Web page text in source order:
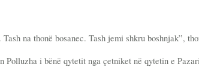
na thonë bosanec. Tash jemi shkru boshnjak”,
i bënë qytetit nga çetniket në qytetin e